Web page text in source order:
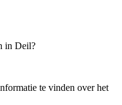
in Deil?
te vinden over het